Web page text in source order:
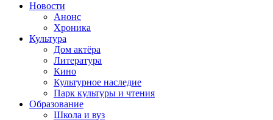
Новости
Анонс
Хроника
Культура
Дом актёра
Литература
Кино
Культурное наследие
Парк культуры и чтения
Образование
Школа и вуз